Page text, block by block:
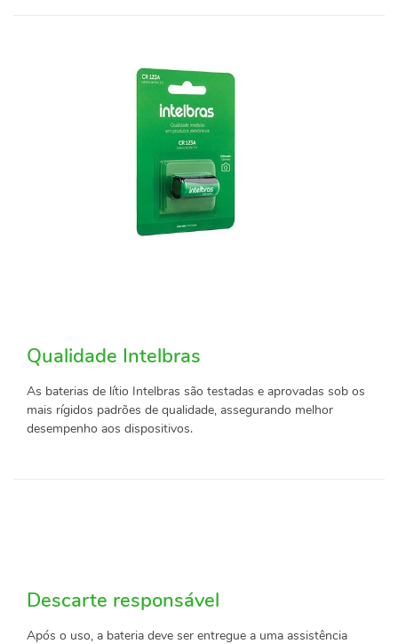
Qualidade Intelbras
As baterias de lítio Intelbras são testadas e aprovadas sob os
mais rígidos padrões de qualidade, assegurando melhor
desempenho aos dispositivos.
Descarte responsável
Após o uso, a bateria deve ser entregue a uma assistência